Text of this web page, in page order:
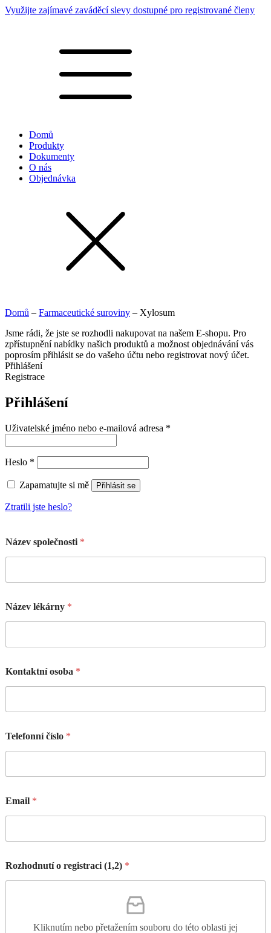
Využijte zajímavé zaváděcí slevy dostupné pro registrované členy
Domů
Produkty
Dokumenty
O nás
Objednávka
Domů – Farmaceutické suroviny – Xylosum
Jsme rádi, že jste se rozhodli nakupovat na našem E-shopu. Pro
zpřístupnění nabídky našich produktů a možnost objednávání vás
poprosím přihlásit se do vašeho účtu nebo registrovat nový účet.
Přihlášení
Registrace
Přihlášení
Uživatelské jméno nebo e-mailová adresa *
Heslo *
Zapamatujte si mě Přihlásit se
Ztratili jste heslo?
Název společnosti *
Název lékárny *
Kontaktní osoba *
Telefonní číslo *
Email *
Rozhodnutí o registraci (1,2) *
Kliknutím nebo přetažením souboru do této oblasti jej